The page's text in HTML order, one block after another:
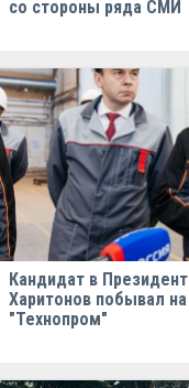
со стороны ряда СМИ
Кандидат в
Харитонов побывал
"Технопром"